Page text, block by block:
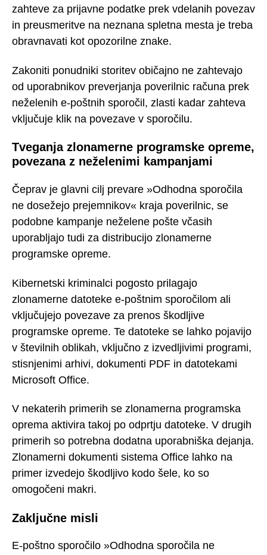
zahteve za prijavne podatke prek vdelanih povezav
in preusmeritve na neznana spletna mesta je treba
obravnavati kot opozorilne znake.
Zakoniti ponudniki storitev običajno ne zahtevajo
od uporabnikov preverjanja poverilnic računa prek
neželenih e-poštnih sporočil, zlasti kadar zahteva
vključuje klik na povezave v sporočilu.
Tveganja zlonamerne programske opreme,
povezana z neželenimi kampanjami
Čeprav je glavni cilj prevare »Odhodna sporočila
ne dosežejo prejemnikov« kraja poverilnic, se
podobne kampanje neželene pošte včasih
uporabljajo tudi za distribucijo zlonamerne
programske opreme.
Kibernetski kriminalci pogosto prilagajo
zlonamerne datoteke e-poštnim sporočilom ali
vključujejo povezave za prenos škodljive
programske opreme. Te datoteke se lahko pojavijo
v številnih oblikah, vključno z izvedljivimi programi,
stisnjenimi arhivi, dokumenti PDF in datotekami
Microsoft Office.
V nekaterih primerih se zlonamerna programska
oprema aktivira takoj po odprtju datoteke. V drugih
primerih so potrebna dodatna uporabniška dejanja.
Zlonamerni dokumenti sistema Office lahko na
primer izvedejo škodljivo kodo šele, ko so
omogočeni makri.
Zaključne misli
E-poštno sporočilo »Odhodna sporočila ne